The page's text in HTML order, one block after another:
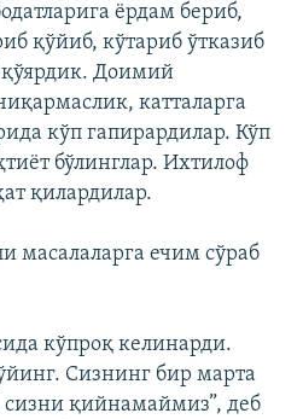
ëрдам бериб,
қўйиб, кўтариб ўтказиб
қўярдик. Доимий
катталарга
кўп гапирардилар. Кўп
бўлинглар. Ихтилоф
қилардилар.
масалаларга ечим сўраб
кўпроқ келинарди.
Сизнинг бир марта
сизни қийнамаймиз”, деб